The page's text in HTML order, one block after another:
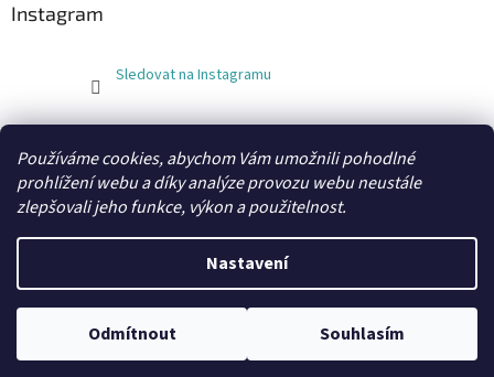
Používáme cookies, abychom Vám umožnili pohodlné
prohlížení webu a díky analýze provozu webu neustále
zlepšovali jeho funkce, výkon a použitelnost.
Nastavení
Odmítnout Souhlasím
Instagram
Sledovat na Instagramu
Copyright 2026xobaly.cz. Všechna práva vyhrazena.
Grafický návrh a kódování vytvořilBEOM.cz.